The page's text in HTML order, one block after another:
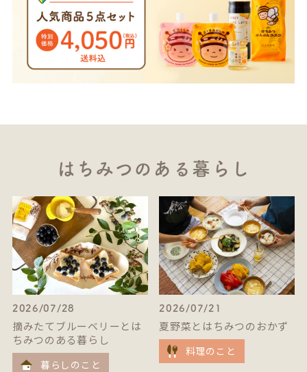
はちみつのある暮らし
2026/07/28
摘みたてブルーベリーとは
ちみつのある暮らし
暮らしのこと
2026/07/21
夏野菜とはちみつのおかず
料理のこと